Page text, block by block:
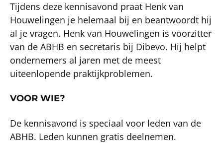
Tijdens deze kennisavond praat Henk van
Houwelingen je helemaal bij en beantwoordt hij
al je vragen. Henk van Houwelingen is voorzitter
van de ABHB en secretaris bij Dibevo. Hij helpt
ondernemers al jaren met de meest
uiteenlopende praktijkproblemen.
VOOR WIE?
De kennisavond is speciaal voor leden van de
ABHB. Leden kunnen gratis deelnemen.